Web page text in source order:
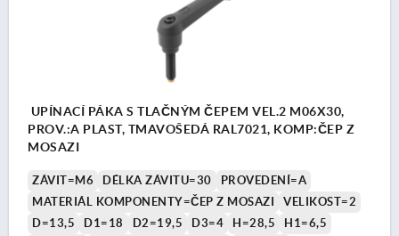
UPÍNACÍ PÁKA S TLAČNÝM ČEPEM VEL.2 M06X30,
PROV.:A PLAST, TMAVOŠEDÁ RAL7021, KOMP:ČEP Z
MOSAZI
ZÁVIT=M6 DÉLKA ZÁVITU=30
PROVEDENÍ=A
MATERIÁL KOMPONENTY=ČEP Z MOSAZI
VELIKOST=2
D=13,5
D1=18 D2=19,5 D3=4 H=28,5
H1=6,5